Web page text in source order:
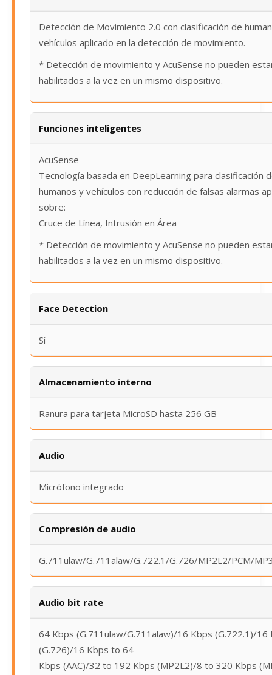
Detección de Movimiento 2.0 con clasificación de
vehículos aplicado en la detección de movimiento.
* Detección de movimiento y AcuSense no pueden
habilitados a la vez en un mismo dispositivo.
Funciones inteligentes
AcuSense
Tecnología basada en DeepLearning para clasificación
humanos y vehículos con reducción de falsas alarmas
sobre:
Cruce de Línea, Intrusión en Área
* Detección de movimiento y AcuSense no pueden
habilitados a la vez en un mismo dispositivo.
Face Detection
Sí
Almacenamiento interno
Ranura para tarjeta MicroSD hasta 256 GB
Audio
Micrófono integrado
Compresión de audio
G.711ulaw/G.711alaw/G.722.1/G.726/MP2L2/PCM/
Audio bit rate
64 Kbps (G.711ulaw/G.711alaw)/16 Kbps (G.722.1)/16
(G.726)/16 Kbps to 64
Kbps (AAC)/32 to 192 Kbps (MP2L2)/8 to 320 Kbps